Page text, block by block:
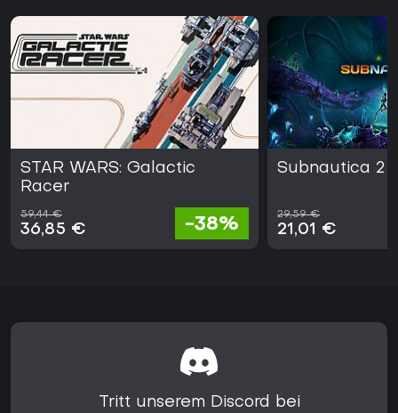
offene Welt erkunden möchten.
STAR WARS: Galactic
Racer
59,44 €
36,85 € -38%
Subnautica 2
29,59 €
21,01 €
Tritt unserem Discord bei